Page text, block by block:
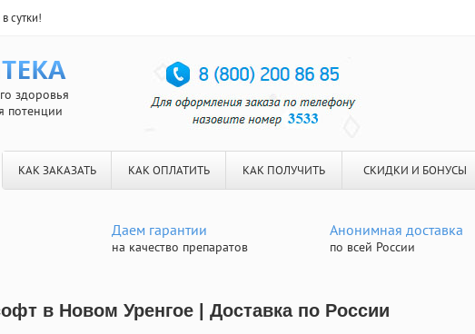
сутки!
здоровья
потенции
КАК ЗАКАЗАТЬ КАК ОПЛАТИТЬ КАК ПОЛУЧИТЬ СКИДКИ И БОНУСЫ
Даем гарантии
на качество препаратов
Анонимная доставка
по всей России
в Новом Уренгое | Доставка по России